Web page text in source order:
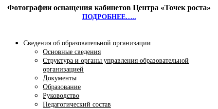
Фотографии оснащения кабинетов Центра «Точек роста»
ПОДРОБНЕЕ…..
Сведения об образовательной организации
Основные сведения
Структура и органы управления образовательной
организацией
Документы
Образование
Руководство
Педагогический состав